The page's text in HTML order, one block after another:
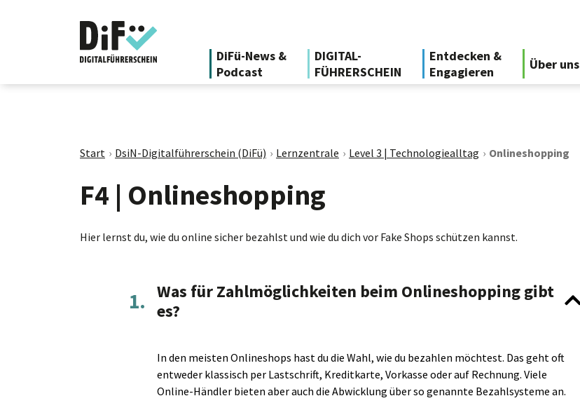
DiFü-News &
Podcast
DIGITAL-
FÜHRERSCHEIN
Entdecken &
Engagieren
Über uns
Start DsiN-Digitalführerschein (DiFü) Lernzentrale Level 3 | Technologiealltag Onlineshopping
F4 | Onlineshopping
Hier lernst du, wie du online sicher bezahlst und wie du dich vor Fake Shops schützen kannst.
1. Was für Zahlmöglichkeiten beim Onlineshopping gibt
es?
In den meisten Onlineshops hast du die Wahl, wie du bezahlen möchtest. Das geht oft
entweder klassisch per Lastschrift, Kreditkarte, Vorkasse oder auf Rechnung. Viele
Online-Händler bieten aber auch die Abwicklung über so genannte Bezahlsysteme an.